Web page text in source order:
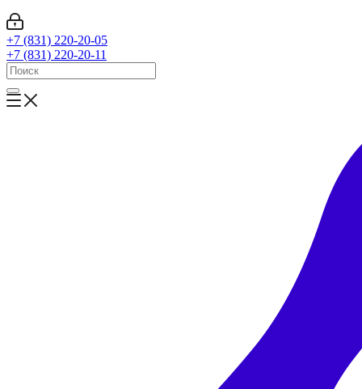
+7 (831) 220-20-05
+7 (831) 220-20-11